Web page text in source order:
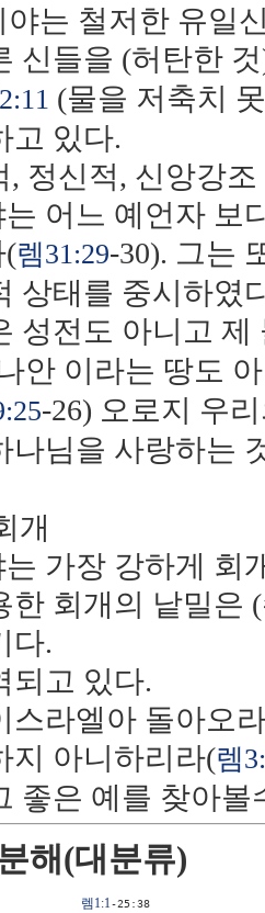
야는 철저한 유일
신들을 (허탄한
(물을 저축치
고 있다.
, 정신적, 신앙강조
어느 예언자 보
렘31:29-30). 그는
상태를 중시하였
성전도 아니고 제
안 이라는 땅도
-26) 오로지 우
나님을 사랑하는
개
가장 강하게 회
한 회개의 낱밀은
다.
되고 있다.
스라엘아 돌아오
지 아니하리라(렘
좋은 예를 찾아볼
해(대분류)
의 말 렘1:1-25:38